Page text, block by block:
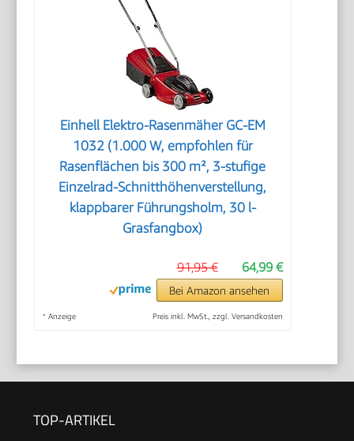
Einhell Elektro-Rasenmäher GC-EM
1032 (1.000 W, empfohlen für
Rasenflächen bis 300 m², 3-stufige
Einzelrad-Schnitthöhenverstellung,
klappbarer Führungsholm, 30 l-
Grasfangbox)
64,99 €
91,95 €
Bei Amazon ansehen
* Anzeige Preis inkl. MwSt., zzgl. Versandkosten
TOP-ARTIKEL